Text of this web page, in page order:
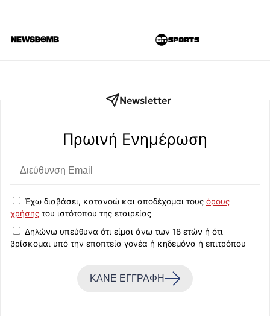
Newsletter
Πρωινή Eνημέρωση
Έχω διαβάσει, κατανοώ και αποδέχομαι τους όρους
χρήσης του ιστότοπου της εταιρείας
Δηλώνω υπεύθυνα ότι είμαι άνω των 18 ετών ή ότι
βρίσκομαι υπό την εποπτεία γονέα ή κηδεμόνα ή επιτρόπου
ΚΑΝΕ ΕΓΓΡΑΦΗ